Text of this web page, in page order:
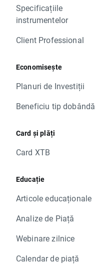
Specificațiile
instrumentelor
Client Professional
Economisește
Planuri de Investiții
Beneficiu tip dobândă
Card și plăți
Card XTB
Educație
Articole educaționale
Analize de Piață
Webinare zilnice
Calendar de piață